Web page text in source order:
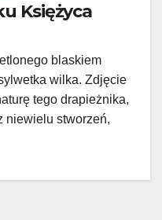
Księżyca
blaskiem
wilka. Zdjęcie
tego drapieżnika,
niewielu stworzeń,